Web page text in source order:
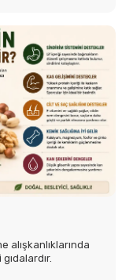
alışkanlıklarında